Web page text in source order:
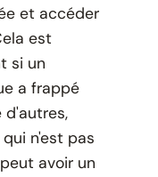
et accéder
est
si un
a frappé
d'autres,
n'est pas
avoir un